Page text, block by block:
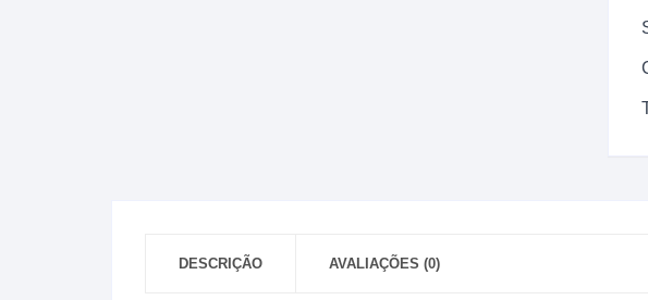
DESCRIÇÃO AVALIAÇÕES (0)